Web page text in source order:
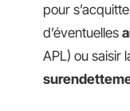
pour
d’éventuelles
APL) ou saisir